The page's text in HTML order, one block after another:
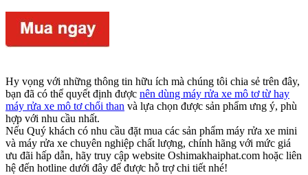
Hy vọng với những thông tin hữu ích mà chúng tôi chia sẻ trên đây,
bạn đã có thể quyết định được nên dùng máy rửa xe mô tơ từ hay
máy rửa xe mô tơ chổi than và lựa chọn được sản phẩm ưng ý, phù
hợp với nhu cầu nhất.
Nếu Quý khách có nhu cầu đặt mua các sản phẩm máy rửa xe mini
và máy rửa xe chuyên nghiệp chất lượng, chính hãng với mức giá
ưu đãi hấp dẫn, hãy truy cập website Oshimakhaiphat.com hoặc liên
hệ đến hotline dưới đây để được hỗ trợ chi tiết nhé!